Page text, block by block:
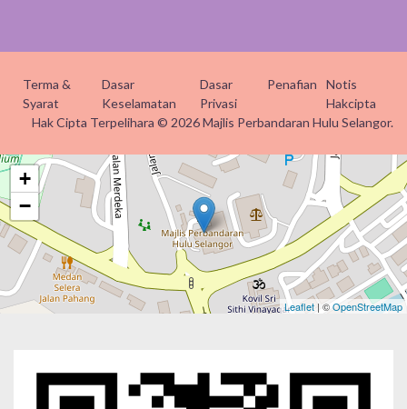
Terma &
Syarat
Dasar
Keselamatan
Dasar
Privasi
Penafian
Notis
Hakcipta
Hak Cipta Terpelihara © 2026 Majlis Perbandaran Hulu Selangor.
+
−
Leaflet | ©OpenStreetMap